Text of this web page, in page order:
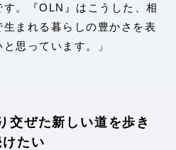
。『OLN』はこうした、相
まれる暮らしの豊かさを表
思っています。」
交ぜた新しい道を歩き
けたい